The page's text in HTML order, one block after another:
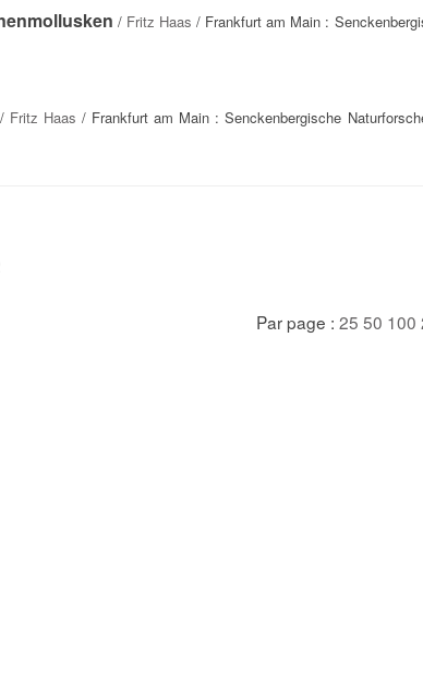
/ Fritz Haas / Frankfurt am Main :
/ Fritz Haas / Frankfurt am Main : Senckenbergische
Par page : 25 50 100